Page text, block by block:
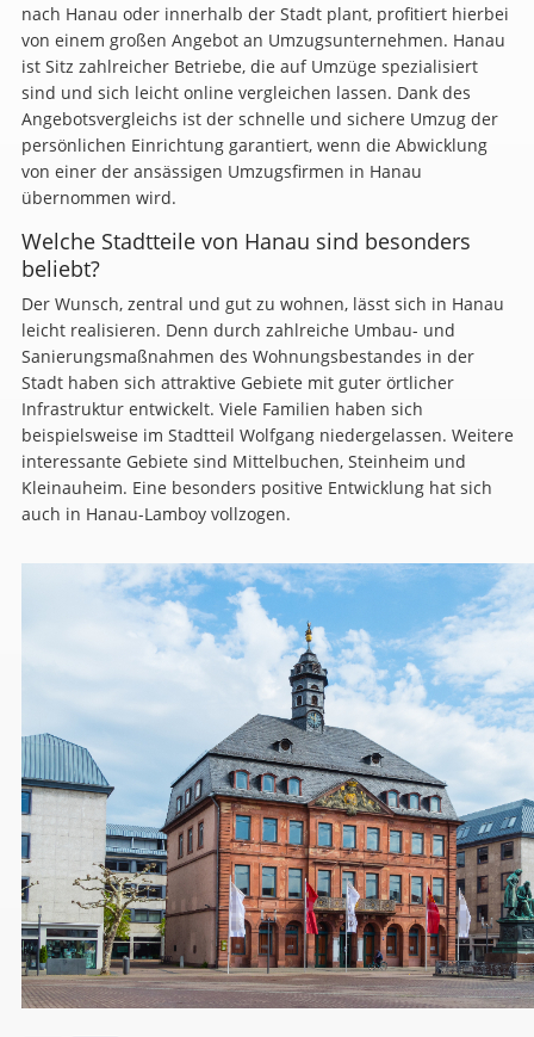
nach Hanau oder innerhalb der Stadt plant, profitiert hierbei
von einem großen Angebot an Umzugsunternehmen. Hanau
ist Sitz zahlreicher Betriebe, die auf Umzüge spezialisiert
sind und sich leicht online vergleichen lassen. Dank des
Angebotsvergleichs ist der schnelle und sichere Umzug der
persönlichen Einrichtung garantiert, wenn die Abwicklung
von einer der ansässigen Umzugsfirmen in Hanau
übernommen wird.
Welche Stadtteile von Hanau sind besonders
beliebt?
Der Wunsch, zentral und gut zu wohnen, lässt sich in Hanau
leicht realisieren. Denn durch zahlreiche Umbau- und
Sanierungsmaßnahmen des Wohnungsbestandes in der
Stadt haben sich attraktive Gebiete mit guter örtlicher
Infrastruktur entwickelt. Viele Familien haben sich
beispielsweise im Stadtteil Wolfgang niedergelassen. Weitere
interessante Gebiete sind Mittelbuchen, Steinheim und
Kleinauheim. Eine besonders positive Entwicklung hat sich
auch in Hanau-Lamboy vollzogen.